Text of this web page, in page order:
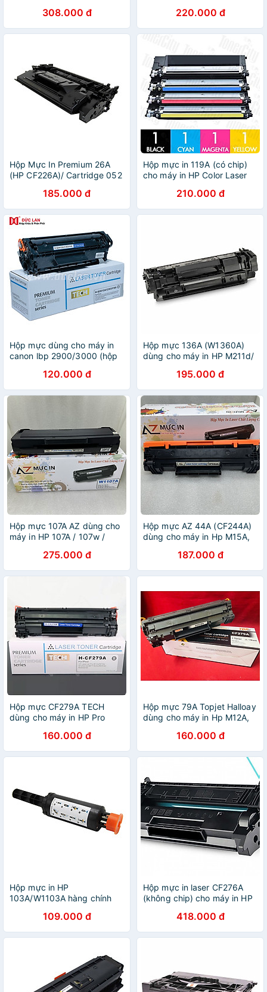
chính hãng308.000 đ
4003DN, M4003DW,
MFP4103FDN,
MFP4103FDW - Hàng nhập
220.000 đ
Hộp Mực In Premium 26A
(HP CF226A)/ Cartridge 052
185.000 đ
Hộp mực in 119A (có chip)
cho máy in HP Color Laser
- Hàng nhập khẩu
210.000 đ
Hộp mực dùng cho máy in
canon lbp 2900/3000 (hộp
120.000 đ
Hộp mực 136A (W1360A)
dùng cho máy in HP M211d/
M236sdw CÓ SẴN CHIP
NHẬN MỰC - Hàng nhập
khẩu
195.000 đ
Hộp mực 107A AZ dùng cho
máy in HP 107A / 107w /
chính hãng275.000 đ
Hộp mực AZ 44A (CF244A)
dùng cho máy in Hp M15A,
chính hãng187.000 đ
Hộp mực CF279A TECH
dùng cho máy in HP Pro
Hàng Nhập Khẩu
160.000 đ
Hộp mực 79A Topjet Halloay
dùng cho máy in Hp M12A,
nhập khẩu160.000 đ
Hộp mực in HP
103A/W1103A hàng chính
máy in HP Neverstop Laser
1000A, 1000W, 1200A,
1200W mới 100% [Fullbox]
109.000 đ
Hộp mực in laser CF276A
(không chip) cho máy in HP
M404DW/M404DN/M404N/HP
M428FDW/Canon
223DW/226DW - Hàng nhập
418.000 đ